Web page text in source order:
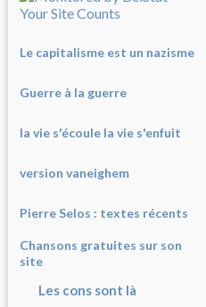
Le capitalisme est un nazisme
Guerre à la guerre
la vie s'écoule la vie s'enfuit
version vaneighem
Pierre Selos : textes récents
Chansons gratuites sur son
site
Les cons sont là